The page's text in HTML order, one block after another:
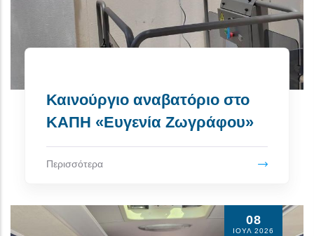
Καινούργιο αναβατόριο στο
ΚΑΠΗ «Ευγενία Ζωγράφου»
Περισσότερα
08
ΙΟΥΛ 2026